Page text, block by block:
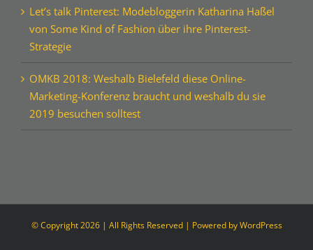
Let’s talk Pinterest: Modebloggerin Katharina Haßel
von Some Kind of Fashion über ihre Pinterest-
Strategie
OMKB 2018: Weshalb Bielefeld diese Online-
Marketing-Konferenz braucht und weshalb du sie
2019 besuchen solltest
© Copyright2026 | All Rights Reserved | Powered byWordPress